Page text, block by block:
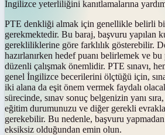
İngilizce yeterliliğini kanıtlamalarına
PTE denkliği almak için genellikle belirli
gerekmektedir. Bu baraj, başvuru yapılan
gerekliliklerine göre farklılık gösterebilir.
hazırlanırken hedef puanı belirlemek ve
düzenli çalışmak önemlidir. PTE sınavı,
genel İngilizce becerilerini ölçtüğü için,
iki alana da eşit önem vermek faydalı
sürecinde, sınav sonuç belgenizin yanı
eğitim durumunuzu ve diğer gerekli
gerekebilir. Bu nedenle, başvuru
eksiksiz olduğundan emin olun.